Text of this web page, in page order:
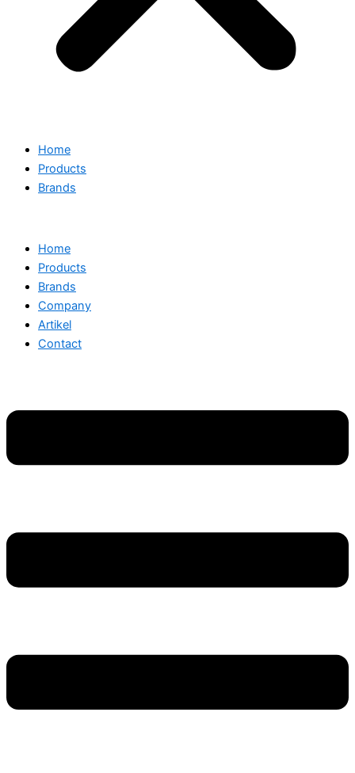
Home
Products
Brands
Home
Products
Brands
Company
Artikel
Contact